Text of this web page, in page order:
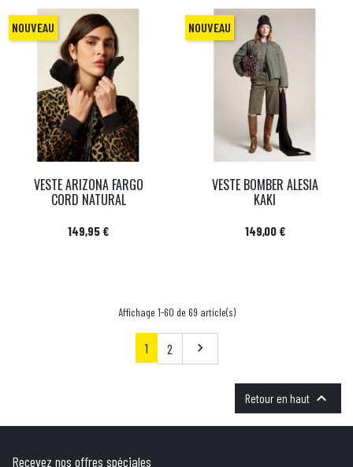
VESTE ARIZONA FARGO
CORD NATURAL
Prix
149,95 €
NOUVEAU
VESTE BOMBER ALESIA
KAKI
Prix
149,00 €
NOUVEAU
Affichage 1-60 de 69 article(s)
1 2 Suivant

Retour en haut 
Recevez nos offres spéciales